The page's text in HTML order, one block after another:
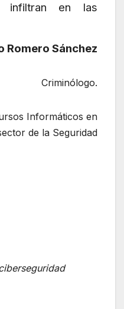
infiltran en las
Romero Sánchez
Criminólogo.
Informáticos en
de la Seguridad